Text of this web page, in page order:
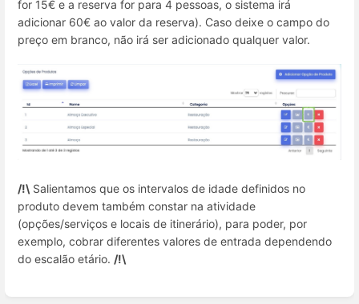
for 15€ e a reserva for para 4 pessoas, o sistema irá
adicionar 60€ ao valor da reserva). Caso deixe o campo do
preço em branco, não irá ser adicionado qualquer valor.
/!\ Salientamos que os intervalos de idade definidos no
produto devem também constar na atividade
(opções/serviços e locais de itinerário), para poder, por
exemplo, cobrar diferentes valores de entrada dependendo
do escalão etário. /!\